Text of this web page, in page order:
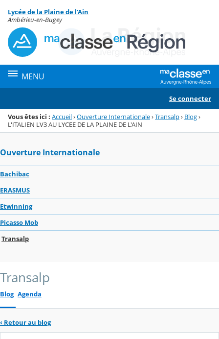
Menu de la rubrique
Contenu
Lycée de la Plaine de l'Ain
Ambérieu-en-Bugey
MENU
Se connecter
Vous êtes ici : Accueil›Ouverture Internationale›Transalp› Blog›
L'ITALIEN LV3 AU LYCEE DE LA PLAINE DE L'AIN
Ouverture Internationale
Bachibac
ERASMUS
Etwinning
Picasso Mob
Transalp
Transalp
Blog Agenda
‹ Retour au blog